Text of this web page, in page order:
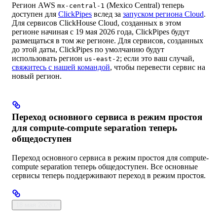
Регион AWS mx-central-1 (Mexico Central) теперь
доступен для ClickPipes вслед за запуском региона Cloud.
Для сервисов ClickHouse Cloud, созданных в этом
регионе начиная с 19 мая 2026 года, ClickPipes будут
размещаться в том же регионе. Для сервисов, созданных
до этой даты, ClickPipes по умолчанию будут
использовать регион us-east-2; если это ваш случай,
свяжитесь с нашей командой, чтобы перевести сервис на
новый регион.
Переход основного сервиса в режим простоя
для compute-compute separation теперь
общедоступен
Переход основного сервиса в режим простоя для compute-
compute separation теперь общедоступен. Все основные
сервисы теперь поддерживают переход в режим простоя.